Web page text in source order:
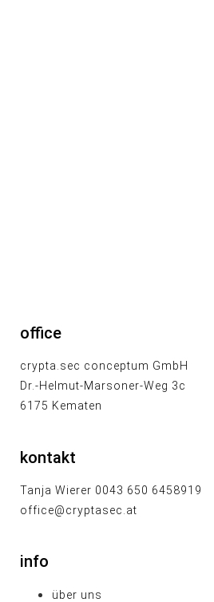
office
crypta.sec conceptum GmbH
Dr.-Helmut-Marsoner-Weg 3c
6175 Kematen
kontakt
Tanja Wierer 0043 650 6458919
office@cryptasec.at
info
über uns